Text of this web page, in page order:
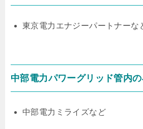
東京電力エナジーパートナーな
中部電力パワーグリッド管内
中部電力ミライズなど